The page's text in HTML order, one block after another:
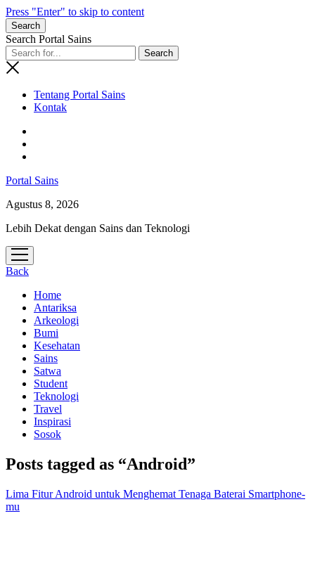
Press "Enter" to skip to content
Search
Search Portal Sains
Tentang Portal Sains
Kontak
Portal Sains
Agustus 8, 2026
Lebih Dekat dengan Sains dan Teknologi
open
menu
Back
Home
Antariksa
Arkeologi
Bumi
Kesehatan
Sains
Satwa
Student
Teknologi
Travel
Inspirasi
Sosok
Posts tagged as “Android”
Lima Fitur Android untuk Menghemat Tenaga Baterai Smartphone-
mu